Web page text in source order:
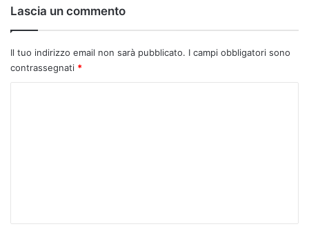
Lascia un commento
Il tuo indirizzo email non sarà pubblicato. I campi obbligatori sono
contrassegnati *